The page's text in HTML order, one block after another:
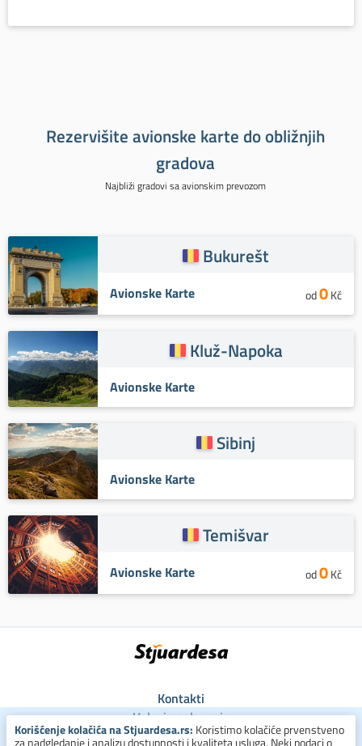
Rezervišite avionske karte do obližnjih
gradova
Najbliži gradovi sa avionskim prevozom
Bukurešt
Avionske Karte od0Kč
Kluž-Napoka
Avionske Karte
Sibinj
Avionske Karte
Temišvar
Avionske Karte od0Kč
Kontakti
Uslovi poslovanja
Uslovi za kolačiće
Korišćenje kolačića na Stjuardesa.rs: Koristimo kolačiće prvenstveno
za nadgledanje i analizu dostupnosti i kvaliteta usluga. Neki podaci o